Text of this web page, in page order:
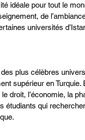
idéale pour tout le
de
universités
des plus célèbres
supérieur en Turquie.
droit, l’économie, la
étudiants qui